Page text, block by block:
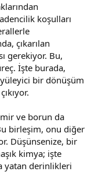
koşulları
çıkarılan
gerekiyor. Bu,
İşte burada,
bir dönüşüm
ve borun da
birleşim, onu diğer
Düşünsenize, bir
kimya; işte
yatan derinlikleri